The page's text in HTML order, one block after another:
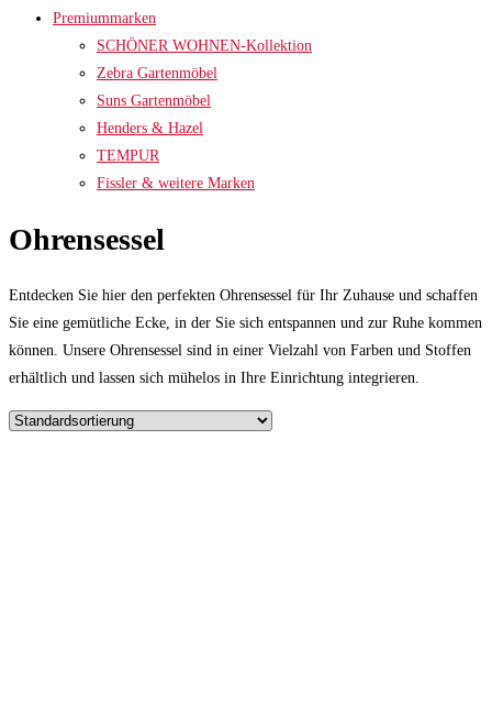
Premiummarken
SCHÖNER WOHNEN-Kollektion
Zebra Gartenmöbel
Suns Gartenmöbel
Henders & Hazel
TEMPUR
Fissler & weitere Marken
Ohrensessel
Entdecken Sie hier den perfekten Ohrensessel für Ihr Zuhause und schaffen
Sie eine gemütliche Ecke, in der Sie sich entspannen und zur Ruhe kommen
können. Unsere Ohrensessel sind in einer Vielzahl von Farben und Stoffen
erhältlich und lassen sich mühelos in Ihre Einrichtung integrieren.